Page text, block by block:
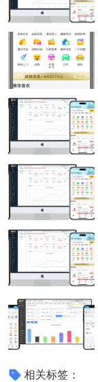
相关标签：